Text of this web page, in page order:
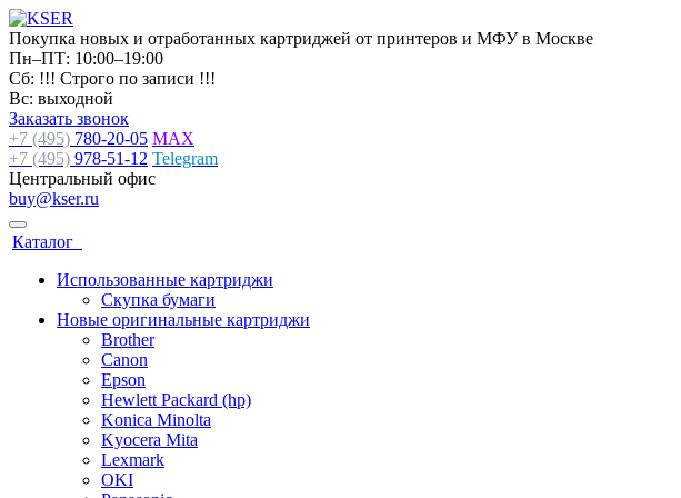
Покупка новых и отработанных картриджей от принтеров и МФУ в Москве
Пн–ПТ: 10:00–19:00
Сб: !!! Строго по записи !!!
Вс: выходной
Заказать звонок
+7 (495) 780-20-05 MAX
+7 (495) 978-51-12 Telegram
Центральный офис
buy@kser.ru
Каталог
Использованные картриджи
Скупка бумаги
Новые оригинальные картриджи
Brother
Canon
Epson
Hewlett Packard (hp)
Konica Minolta
Kyocera Mita
Lexmark
OKI